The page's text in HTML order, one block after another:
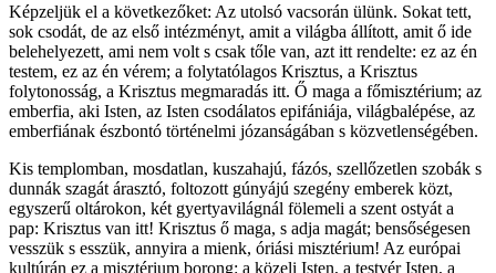
Képzeljük el a következőket: Az utolsó vacsorán ülünk. Sokat tett,
sok csodát, de az első intézményt, amit a világba állított, amit ő ide
belehelyezett, ami nem volt s csak tőle van, azt itt rendelte: ez az én
testem, ez az én vérem; a folytatólagos Krisztus, a Krisztus
folytonosság, a Krisztus megmaradás itt. Ő maga a főmisztérium; az
emberfia, aki Isten, az Isten csodálatos epifániája, világbalépése, az
emberfiának észbontó történelmi józanságában s közvetlenségében.
Kis templomban, mosdatlan, kuszahajú, fázós, szellőzetlen szobák s
dunnák szagát árasztó, foltozott gúnyájú szegény emberek közt,
egyszerű oltárokon, két gyertyavilágnál fölemeli a szent ostyát a
pap: Krisztus van itt! Krisztus ő maga, s adja magát; bensőségesen
vesszük s esszük, annyira a mienk, óriási misztérium! Az európai
kultúrán ez a misztérium borong: a közeli Isten, a testvér Isten, a